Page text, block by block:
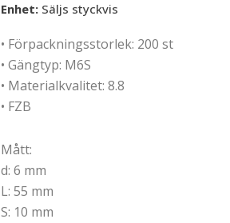
Enhet: Säljs styckvis
• Förpackningsstorlek: 200 st
• Gängtyp: M6S
• Materialkvalitet: 8.8
• FZB
Mått:
d: 6 mm
L: 55 mm
S: 10 mm